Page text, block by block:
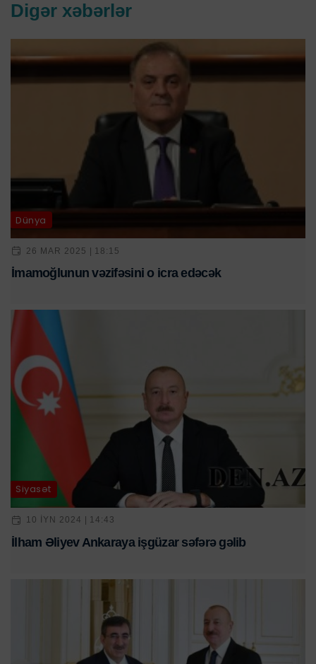
Digər xəbərlər
Dünya
26 MAR 2025 | 18:15
İmamoğlunun vəzifəsini o icra edəcək
Siyasət
10 IYN 2024 | 14:43
İlham Əliyev Ankaraya işgüzar səfərə gəlib